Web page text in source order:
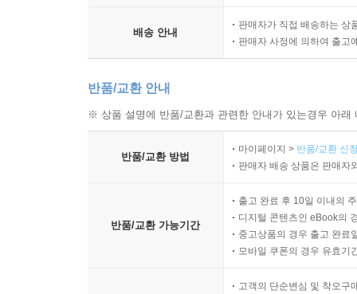
둘리에 의해 작곡, 편성되었다.
배송 안내
판매자가 직접 배송하는 상
판매자 사정에 의하여 출고
반품/교환 안내
※ 상품 설명에 반품/교환과 관련한 안내가 있는경우 아
반품/교환 방법
마이페이지 > 반품/교환 신
판매자 배송 상품은 판매자
반품/교환 가능기간
출고 완료 후 10일 이내의
디지털 콘텐츠인 eBook의
중고상품의 경우 출고 완료
모바일 쿠폰의 경우 유효기
고객의 단순변심 및 착오구